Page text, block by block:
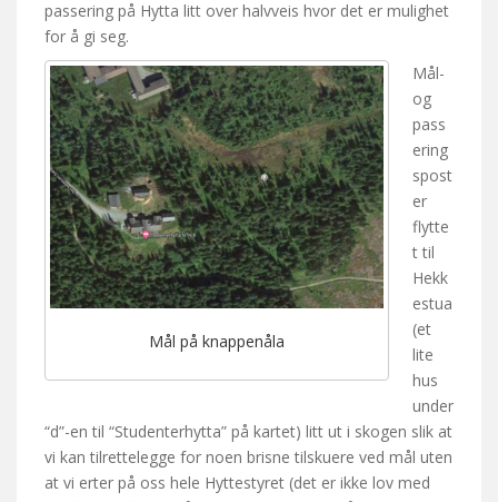
passering på Hytta litt over halvveis hvor det er mulighet
for å gi seg.
Mål på knappenåla
Mål-
og
pass
ering
spost
er
flytte
t til
Hekk
estua
(et
lite
hus
under
“d”-en til “Studenterhytta” på kartet) litt ut i skogen slik at
vi kan tilrettelegge for noen brisne tilskuere ved mål uten
at vi erter på oss hele Hyttestyret (det er ikke lov med